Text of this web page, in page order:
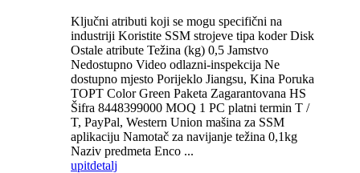
Ključni atributi koji se mogu specifični na
industriji Koristite SSM strojeve tipa koder Disk
Ostale atribute Težina (kg) 0,5 Jamstvo
Nedostupno Video odlazni-inspekcija Ne
dostupno mjesto Porijeklo Jiangsu, Kina Poruka
TOPT Color Green Paketa Zagarantovana HS
Šifra 8448399000 MOQ 1 PC platni termin T /
T, PayPal, Western Union mašina za SSM
aplikaciju Namotač za navijanje težina 0,1kg
Naziv predmeta Enco ...
upitdetalj